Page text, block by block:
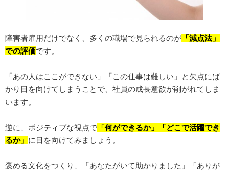
障害者雇用だけでなく、多くの職場で見られるのが 「減点法」
での評価です。
「あの人はここができない」「この仕事は難しい」と欠点にば
かり目を向けてしまうことで、社員の成長意欲が削がれてしま
います。
逆に、ポジティブな視点で 「何ができるか」「どこで活躍でき
るか」 に目を向けてみましょう。
褒める文化をつくり、「あなたがいて助かりました」「ありが